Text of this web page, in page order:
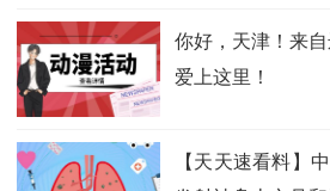
你好，天津！来
爱上这里！
【天天速看料】